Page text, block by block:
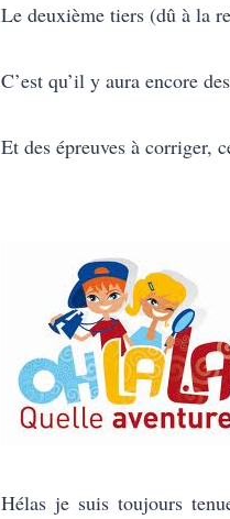
Le deuxième tiers (dû à la
C’est qu’il y aura encore
Et des épreuves à corriger,
Hélas je suis toujours